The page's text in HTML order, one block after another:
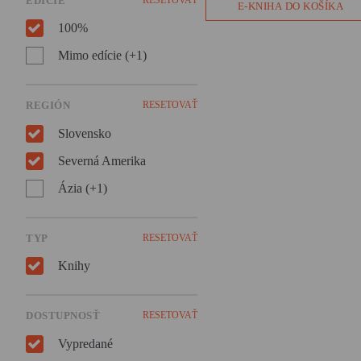
100%
Mimo edície (+1)
REGIÓN RESETOVAŤ
Slovensko
Severná Amerika
Ázia (+1)
TYP RESETOVAŤ
Knihy
DOSTUPNOSŤ RESETOVAŤ
Vypredané
E-KNIHA DO KOŠÍKA